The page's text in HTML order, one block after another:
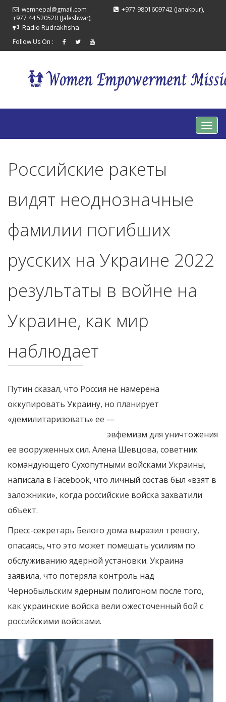
wemnepal@gmail.com
+977 9801609742 (Janakpur),
+977 44 520520 (Jaleshwar),
Radio Rudrakhsha
Follow Us On :
Российские ракеты
видят неоднозначные
фамилии погибших
русских на Украине 2022
результаты в войне на
Украине, как мир
наблюдает
Путин сказал, что Россия не намерена
оккупировать Украину, но планирует
«демилитаризовать» ее —
эвфемизм для уничтожения
ее вооруженных сил. Алена Шевцова, советник
командующего Сухопутными войсками Украины,
написала в Facebook, что личный состав был «взят в
заложники», когда российские войска захватили
объект.
Пресс-секретарь Белого дома выразил тревогу,
опасаясь, что это может помешать усилиям по
обслуживанию ядерной установки. Украина
заявила, что потеряла контроль над
Чернобыльским ядерным полигоном после того,
как украинские войска вели ожесточенный бой с
российскими войсками.